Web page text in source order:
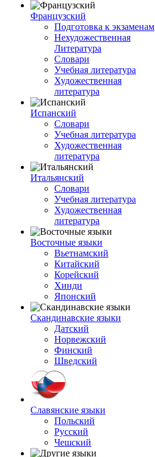
Французский
Подготовка к экзаменам
Нехудожественная
Литература
Словари
Учебная литература
Художественная
литература
Испанский
Словари
Учебная литература
Художественная
литература
Итальянский
Словари
Учебная литература
Художественная
литература
Восточные языки
Вьетнамский
Китайский
Корейский
Хинди
Японский
Скандинавские языки
Датский
Норвежский
Финский
Шведский
Славянские языки
Польский
Русский
Чешский